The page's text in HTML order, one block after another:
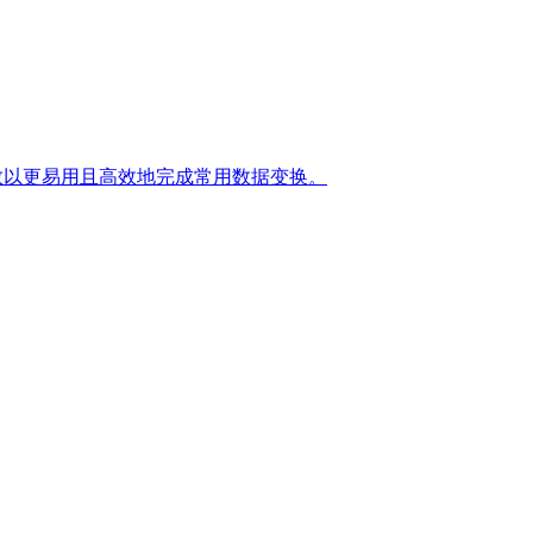
更易用且高效地完成常用数据变换。